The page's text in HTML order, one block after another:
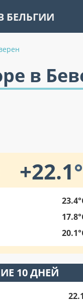
БЕЛЬГИИ
в
+22.1
10 ДНЕЙ